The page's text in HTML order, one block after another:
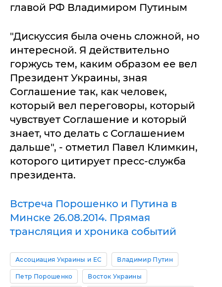
главой РФ Владимиром Путиным
"Дискуссия была очень сложной, но
интересной. Я действительно
горжусь тем, каким образом ее вел
Президент Украины, зная
Соглашение так, как человек,
который вел переговоры, который
чувствует Соглашение и который
знает, что делать с Соглашением
дальше", - отметил Павел Климкин,
которого цитирует пресс-служба
президента.
Встреча Порошенко и Путина в
Минске 26.08.2014. Прямая
трансляция и хроника событий
Ассоциация Украины и ЕС Владимир Путин
Петр Порошенко Восток Украины